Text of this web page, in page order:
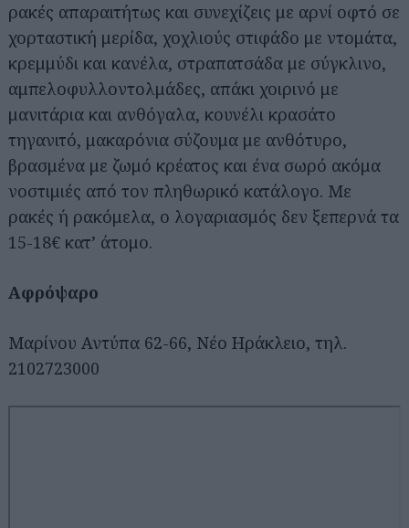
ρακές απαραιτήτως και συνεχίζεις με αρνί οφτό σε
χορταστική μερίδα, χοχλιούς στιφάδο με ντομάτα,
κρεμμύδι και κανέλα, στραπατσάδα με σύγκλινο,
αμπελοφυλλοντολμάδες, απάκι χοιρινό με
μανιτάρια και ανθόγαλα, κουνέλι κρασάτο
τηγανιτό, μακαρόνια σύζουμα με ανθότυρο,
βρασμένα με ζωμό κρέατος και ένα σωρό ακόμα
νοστιμιές από τον πληθωρικό κατάλογο. Με
ρακές ή ρακόμελα, ο λογαριασμός δεν ξεπερνά τα
15-18€ κατ’ άτομο.
Αφρόψαρο
Μαρίνου Αντύπα 62-66, Νέο Ηράκλειο, τηλ.
2102723000